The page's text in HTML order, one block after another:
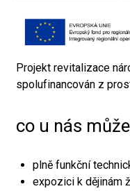
Projekt revitalizace
spolufinancován z
co u nás
plně funkční
expozici k dějinám